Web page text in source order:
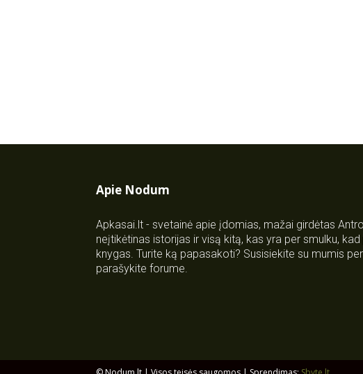
Apie Nodum
Apkasai.lt - svetainė apie įdomias, mažai girdėtas
neįtikėtinas istorijas ir visą kitą, kas yra per smulku,
knygas. Turite ką papasakoti? Susisiekite su mumis
parašykite forume.